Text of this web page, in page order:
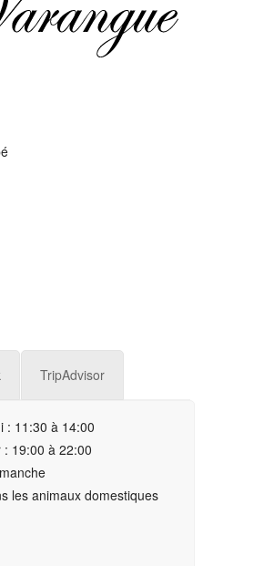
TripAdvisor
: 11:30 à 14:00
19:00 à 22:00
les animaux domestiques